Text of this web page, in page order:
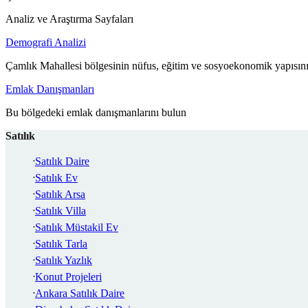
Analiz ve Araştırma Sayfaları
Demografi Analizi
Çamlık Mahallesi bölgesinin nüfus, eğitim ve sosyoekonomik
Emlak Danışmanları
Bu bölgedeki emlak danışmanlarını bulun
Satılık
Satılık Daire
Satılık Ev
Satılık Arsa
Satılık Villa
Satılık Müstakil Ev
Satılık Tarla
Satılık Yazlık
Konut Projeleri
Ankara Satılık Daire